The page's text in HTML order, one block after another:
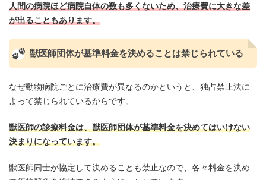
人間の病院ほど病院自体の数も多くないため、治療費に大きな差
が出ることもあります。
獣医師団体が基準料金を決めることは禁じられている
なぜ動物病院ごとに治療費が異なるのかというと、独占禁止法に
よって禁じられているからです。
獣医師の診療料金は、獣医師団体が基準料金を決めてはいけない
決まりになっています。
獣医師同士が協定して決めることも禁止なので、各々料金を決め